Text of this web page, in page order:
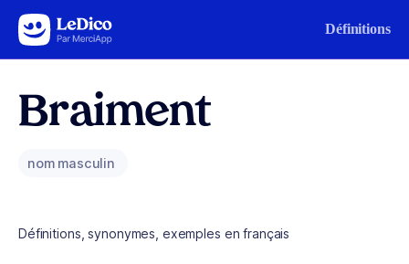
Aller au contenu Définitions
Braiment
nom masculin
Définitions, synonymes, exemples en français